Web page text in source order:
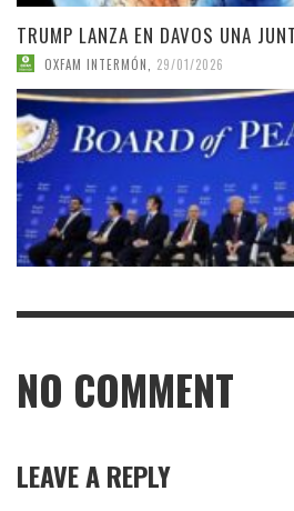
TRUMP LANZA EN DAVOS UNA
OXFAM INTERMÓN 29/01/2026
NO COMMENT
LEAVE A REPLY